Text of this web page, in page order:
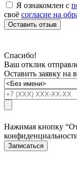
Я ознакомлен с
своё согласие на
Оставить отзыв
Спасибо!
Ваш отклик
Оставить заявку на
Нажимая кнопку
Записаться